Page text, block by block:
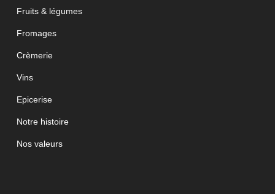
Fruits & légumes
Fromages
Crèmerie
Vins
Epicerise
Notre histoire
Nos valeurs